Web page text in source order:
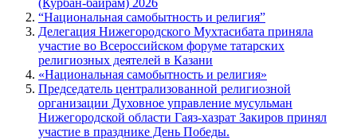
(Курбан-байрам) 2026
“Национальная самобытность и религия”
Делегация Нижегородского Мухтасибата приняла
участие во Всероссийском форуме татарских
религиозных деятелей в Казани
«Национальная самобытность и религия»
Председатель централизованной религиозной
организации Духовное управление мусульман
Нижегородской области Гаяз-хазрат Закиров принял
участие в празднике День Победы.